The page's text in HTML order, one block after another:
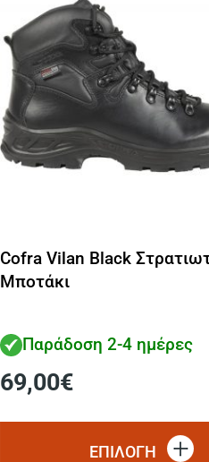
Cofra Vilan Black
Μποτάκι
Παράδοση 2-4 ημέρες
69,00€
ΕΠΙΛΟΓΗ